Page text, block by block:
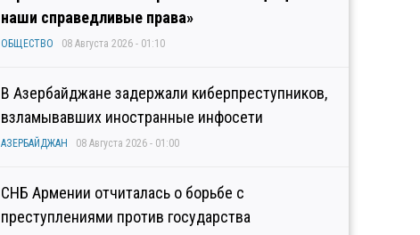
наши справедливые права»
ОБЩЕСТВО 08 Августа 2026 - 01:10
В Азербайджане задержали киберпреступников,
взламывавших иностранные инфосети
АЗЕРБАЙДЖАН 08 Августа 2026 - 01:00
СНБ Армении отчиталась о борьбе с
преступлениями против государства